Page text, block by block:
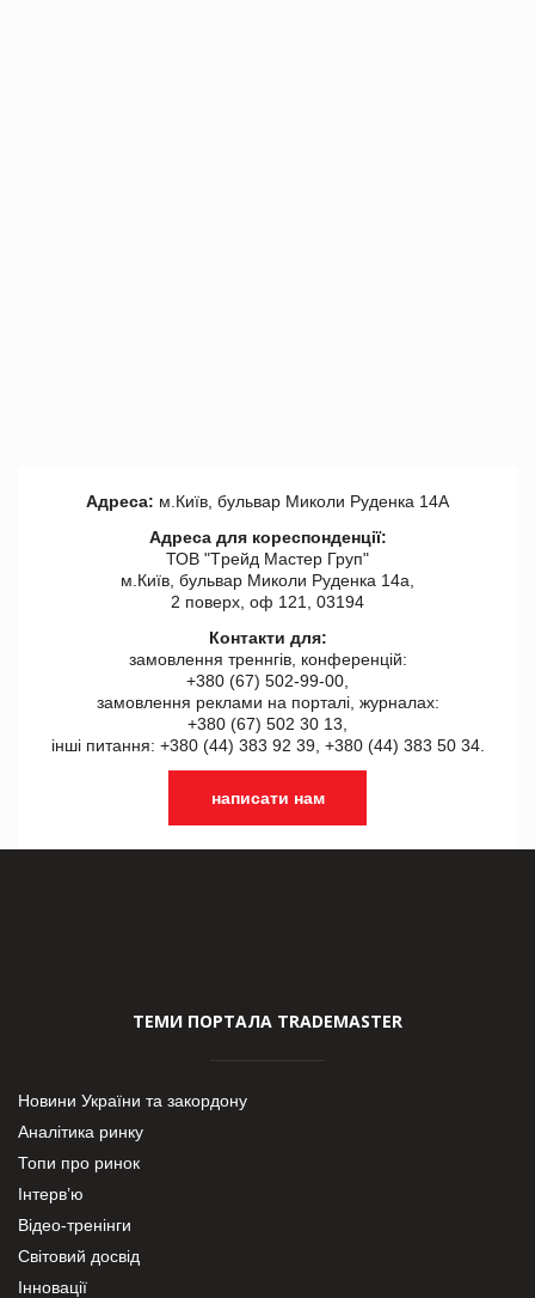
Адреса: м.Київ, бульвар Миколи Руденка 14А
Адреса для кореспонденції:
ТОВ "Tрейд Мастер Груп"
м.Київ, бульвар Миколи Руденка 14а,
2 поверх, оф 121, 03194
Контакти для:
замовлення треннгів, конференцій:
+380 (67) 502-99-00,
замовлення реклами на порталі, журналах:
+380 (67) 502 30 13,
інші питання: +380 (44) 383 92 39, +380 (44) 383 50 34.
написати нам
ТЕМИ ПОРТАЛА TRADEMASTER
Новини України та закордону
Аналітика ринку
Топи про ринок
Інтерв’ю
Відео-тренінги
Світовий досвід
Інновації